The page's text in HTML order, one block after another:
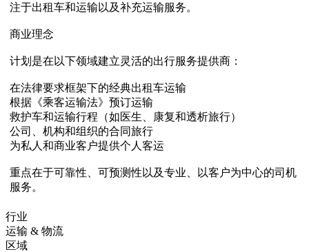
注于出租车和运输以及补充运输服务。
商业理念
计划是在以下领域建立灵活的出行服务提供商：
在法律要求框架下的经典出租车运输
根据《乘客运输法》预订运输
救护车和运输行程（如医生、康复和透析旅行）
公司、机构和组织的合同旅行
为私人和商业客户提供个人客运
重点在于可靠性、可预测性以及专业、以客户为中心的司机
服务。
行业
运输 & 物流
区域